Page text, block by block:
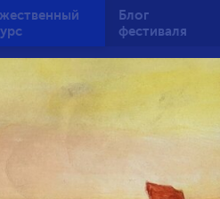
Блог
фестиваля
вечная